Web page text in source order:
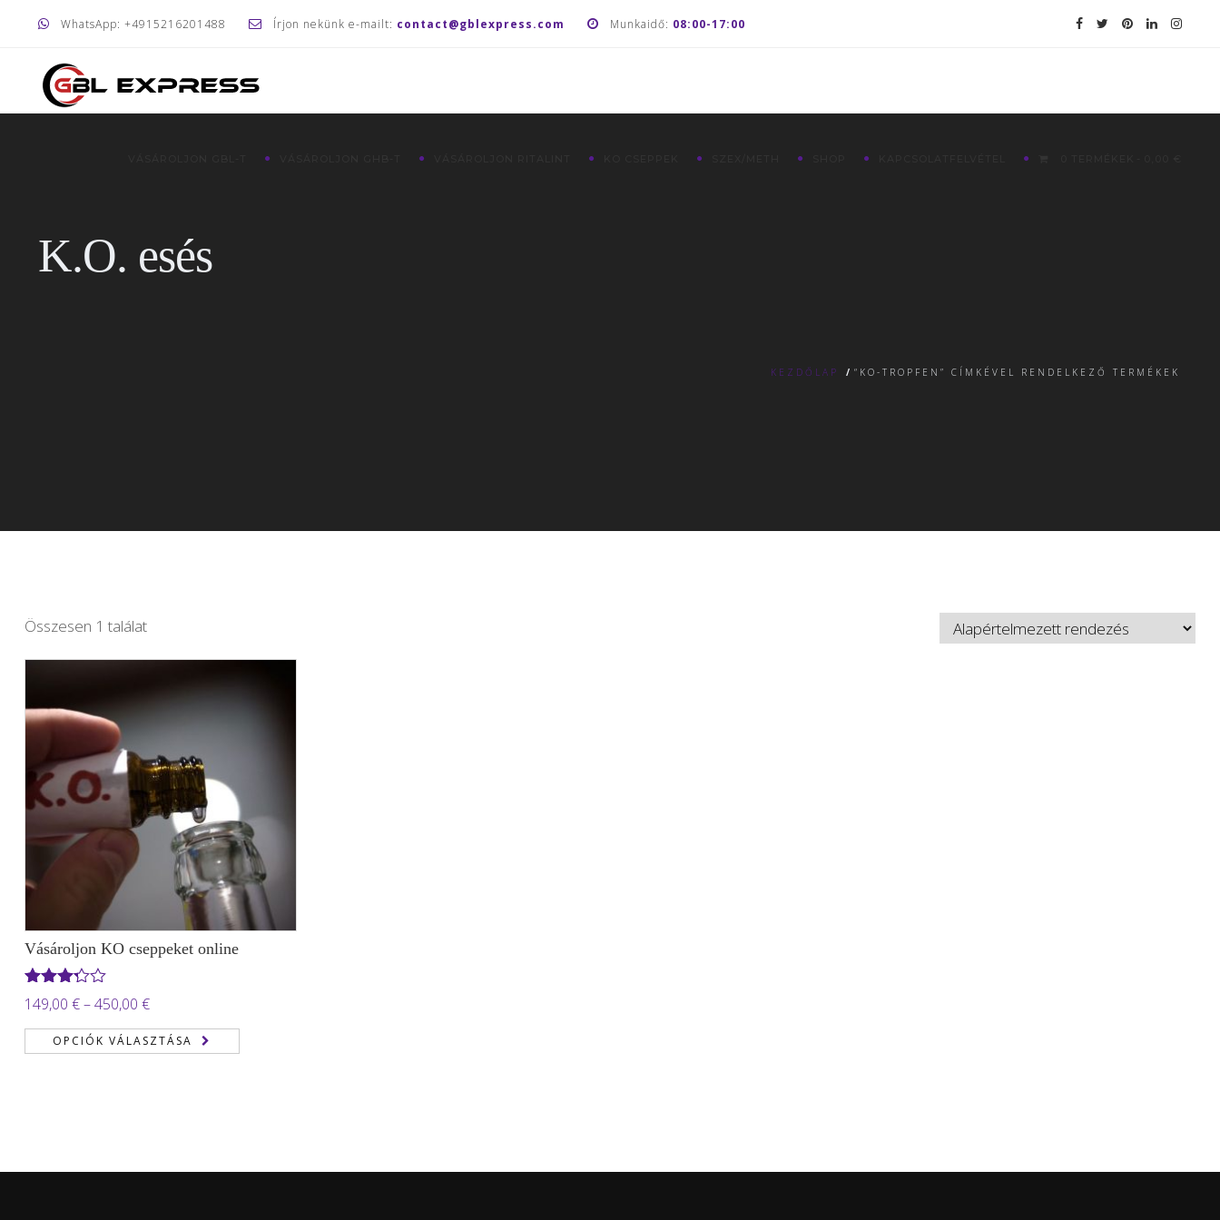
WhatsApp: +4915216201488 Írjon nekünk e-mailt: contact@gblexpress.com Munkaidő: 08:00-17:00
K.O. esés
KEZDŐLAP / “KO-TROPFEN” CÍMKÉVEL RENDELKEZŐ TERMÉKEK
Összesen 1 találat
Vásároljon KO cseppeket online
Értékelés:
3.22/
5
149,00 €–450,00 €Ártartomány:
149,00 €
-
OPCIÓK VÁLASZTÁSA